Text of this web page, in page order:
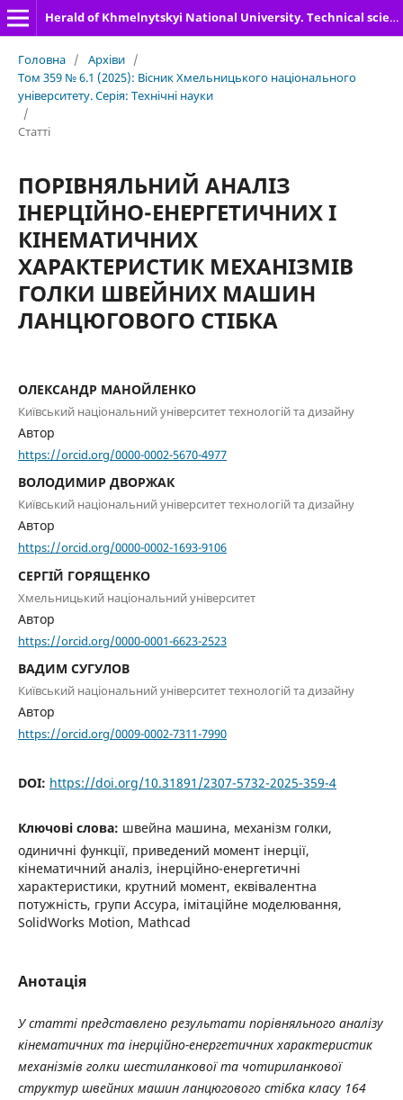
Herald of Khmelnytskyi National University. Technical sciences
Головна / Архіви /
Том 359 № 6.1 (2025): Вісник Хмельницького національного
університету. Серія: Технічні науки
/
Статті
ПОРІВНЯЛЬНИЙ АНАЛІЗ
ІНЕРЦІЙНО-ЕНЕРГЕТИЧНИХ І
КІНЕМАТИЧНИХ
ХАРАКТЕРИСТИК МЕХАНІЗМІВ
ГОЛКИ ШВЕЙНИХ МАШИН
ЛАНЦЮГОВОГО СТІБКА
ОЛЕКСАНДР МАНОЙЛЕНКО
Київський національний університет технологій та дизайну
Автор
https://orcid.org/0000-0002-5670-4977
ВОЛОДИМИР ДВОРЖАК
Київський національний університет технологій та дизайну
Автор
https://orcid.org/0000-0002-1693-9106
СЕРГІЙ ГОРЯЩЕНКО
Хмельницький національний університет
Автор
https://orcid.org/0000-0001-6623-2523
ВАДИМ СУГУЛОВ
Київський національний університет технологій та дизайну
Автор
https://orcid.org/0009-0002-7311-7990
DOI: https://doi.org/10.31891/2307-5732-2025-359-4
Ключові слова: швейна машина, механізм голки,
одиничні функції, приведений момент інерції,
кінематичний аналіз, інерційно-енергетичні
характеристики, крутний момент, еквівалентна
потужність, групи Ассура, імітаційне моделювання,
SolidWorks Motion, Mathcad
Анотація
У статті представлено результати порівняльного аналізу
кінематичних та інерційно-енергетичних характеристик
механізмів голки шестиланкової та чотириланкової
структур швейних машин ланцюгового стібка класу 164